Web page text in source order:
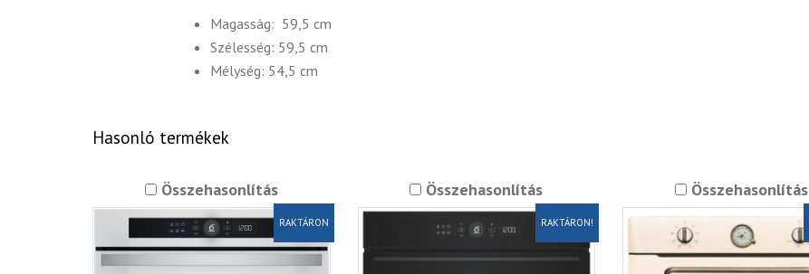
Magasság: 59,5 cm
Szélesség: 59,5 cm
Mélység: 54,5 cm
Hasonló termékek
Összehasonlítás
RAKTÁRON
Összehasonlítás
RAKTÁRON!
Összehasonlítás